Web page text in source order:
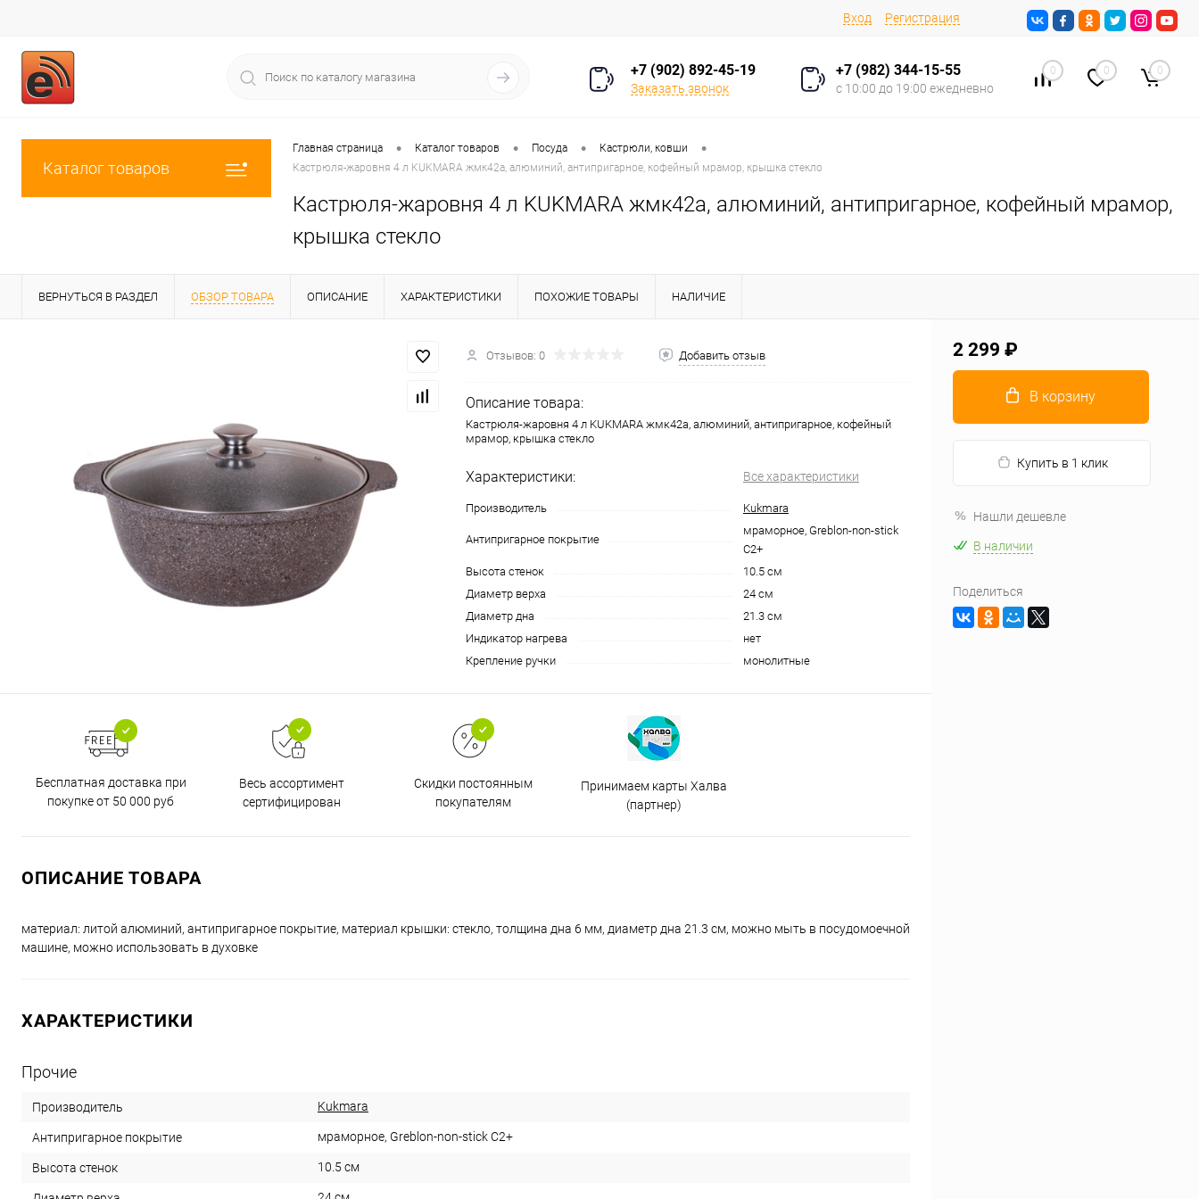
Вход Регистрация
+7 (902) 892-45-19
Заказать звонок
+7 (982) 344-15-55
с 10:00 до 19:00 ежедневно
0 0 0
Каталог товаров
Главная страница • Каталог товаров • Посуда • Кастрюли, ковши •
Кастрюля-жаровня 4 л KUKMARA жмк42а, алюминий, антипригарное, кофейный мрамор, крышка стекло
Кастрюля-жаровня 4 л KUKMARA жмк42а, алюминий, антипригарное, кофейный мрамор,
крышка стекло
ВЕРНУТЬСЯ В РАЗДЕЛ ОБЗОР ТОВАРА ОПИСАНИЕ ХАРАКТЕРИСТИКИ ПОХОЖИЕ ТОВАРЫ НАЛИЧИЕ
Отзывов: 0 Добавить отзыв
Описание товара:
Кастрюля-жаровня 4 л KUKMARA жмк42а, алюминий, антипригарное, кофейный
мрамор, крышка стекло
Характеристики: Все характеристики
Производитель Kukmara
Антипригарное покрытие
мраморное, Greblon-non-stick
С2+
Высота стенок
10.5 см
Диаметр верха
24 см
Диаметр дна
21.3 см
Индикатор нагрева
нет
Крепление ручки
монолитные
Бесплатная доставка при
покупке от 50 000 руб
Весь ассортимент
сертифицирован
Скидки постоянным
покупателям
Принимаем карты Халва
(партнер)
ОПИСАНИЕ ТОВАРА
материал: литой алюминий, антипригарное покрытие, материал крышки: стекло, толщина дна 6 мм, диаметр дна 21.3 см, можно мыть в посудомоечной
машине, можно использовать в духовке
ХАРАКТЕРИСТИКИ
Прочие
Производитель Kukmara
Антипригарное покрытие мраморное, Greblon-non-stick С2+
Высота стенок 10.5 см
2 299 ₽
В корзину
Купить в 1 клик
Нашли дешевле
В наличии
Поделиться